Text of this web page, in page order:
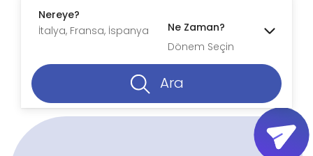
Nereye?
Ne Zaman?
Dönem Seçin
Ara